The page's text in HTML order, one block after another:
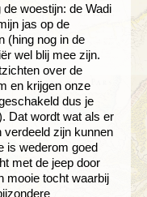
woestijn: de Wadi
jas op de
(hing nog in de
wel blij mee zijn.
over de
en krijgen onze
dus je
Dat wordt wat als er
verdeeld zijn kunnen
is wederom goed
met de jeep door
mooie tocht waarbij